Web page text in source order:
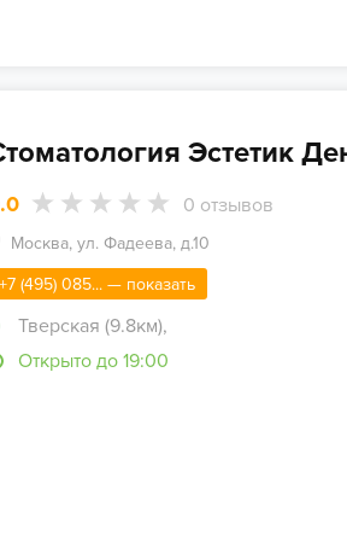
Эстетик
0 отзывов
Москва, ул. Фадеева, д.10
+7 (495) 085... — показать
Тверская (9.8км),
Открыто до 19:00